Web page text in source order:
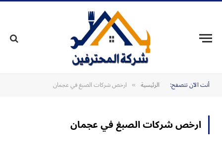
أنت الآن تتصفح: الرئيسية » ارخص شركات الصبغ في عجمان
ارخص شركات الصبغ في عجمان